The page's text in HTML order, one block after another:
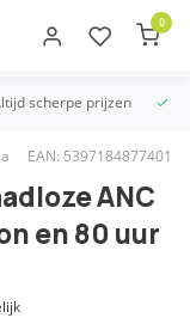
0
scherpe prijzen
EAN: 5397184877401
ANC
en 80 uur